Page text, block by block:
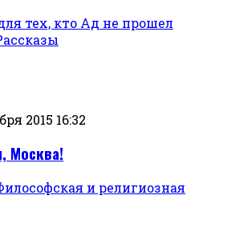
2015 16:32
Москва!
и религиозная